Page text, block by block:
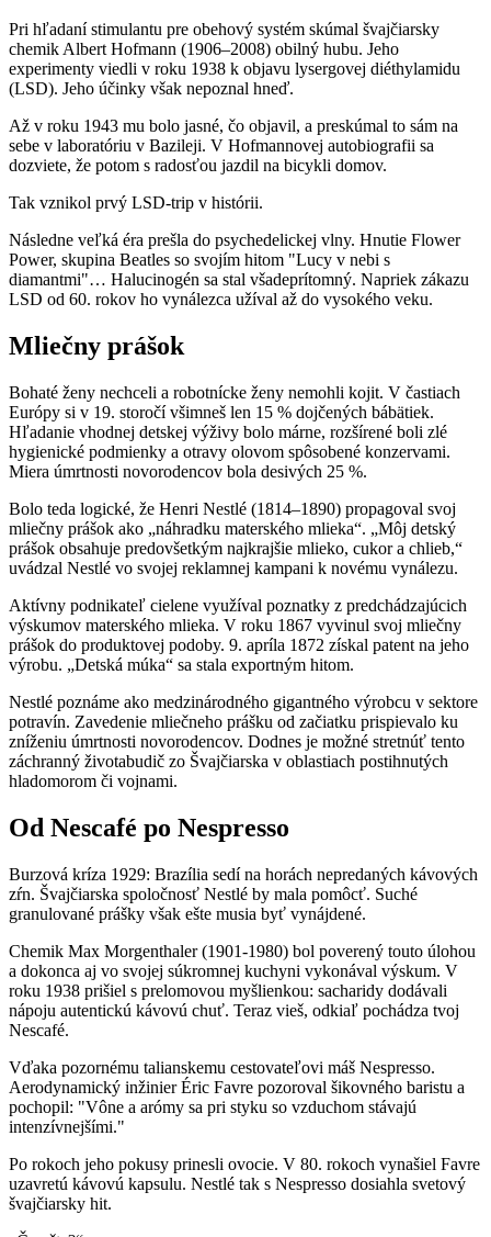
Pri hľadaní stimulantu pre obehový systém skúmal švajčiarsky
chemik Albert Hofmann (1906–2008) obilný hubu. Jeho
experimenty viedli v roku 1938 k objavu lysergovej diéthylamidu
(LSD). Jeho účinky však nepoznal hneď.
Až v roku 1943 mu bolo jasné, čo objavil, a preskúmal to sám na
sebe v laboratóriu v Bazileji. V Hofmannovej autobiografii sa
dozviete, že potom s radosťou jazdil na bicykli domov.
Tak vznikol prvý LSD-trip v histórii.
Následne veľká éra prešla do psychedelickej vlny. Hnutie Flower
Power, skupina Beatles so svojím hitom "Lucy v nebi s
diamantmi"… Halucinogén sa stal všadeprítomný. Napriek zákazu
LSD od 60. rokov ho vynálezca užíval až do vysokého veku.
Mliečny prášok
Bohaté ženy nechceli a robotnícke ženy nemohli kojit. V častiach
Európy si v 19. storočí všimneš len 15 % dojčených bábätiek.
Hľadanie vhodnej detskej výživy bolo márne, rozšírené boli zlé
hygienické podmienky a otravy olovom spôsobené konzervami.
Miera úmrtnosti novorodencov bola desivých 25 %.
Bolo teda logické, že Henri Nestlé (1814–1890) propagoval svoj
mliečny prášok ako „náhradku materského mlieka“. „Môj detský
prášok obsahuje predovšetkým najkrajšie mlieko, cukor a chlieb,“
uvádzal Nestlé vo svojej reklamnej kampani k novému vynálezu.
Aktívny podnikateľ cielene využíval poznatky z predchádzajúcich
výskumov materského mlieka. V roku 1867 vyvinul svoj mliečny
prášok do produktovej podoby. 9. apríla 1872 získal patent na jeho
výrobu. „Detská múka“ sa stala exportným hitom.
Nestlé poznáme ako medzinárodného gigantného výrobcu v sektore
potravín. Zavedenie mliečneho prášku od začiatku prispievalo ku
zníženiu úmrtnosti novorodencov. Dodnes je možné stretnúť tento
záchranný životabudič zo Švajčiarska v oblastiach postihnutých
hladomorom či vojnami.
Od Nescafé po Nespresso
Burzová kríza 1929: Brazília sedí na horách nepredaných kávových
zŕn. Švajčiarska spoločnosť Nestlé by mala pomôcť. Suché
granulované prášky však ešte musia byť vynájdené.
Chemik Max Morgenthaler (1901-1980) bol poverený touto úlohou
a dokonca aj vo svojej súkromnej kuchyni vykonával výskum. V
roku 1938 prišiel s prelomovou myšlienkou: sacharidy dodávali
nápoju autentickú kávovú chuť. Teraz vieš, odkiaľ pochádza tvoj
Nescafé.
Vďaka pozornému talianskemu cestovateľovi máš Nespresso.
Aerodynamický inžinier Éric Favre pozoroval šikovného baristu a
pochopil: "Vône a arómy sa pri styku so vzduchom stávajú
intenzívnejšími."
Po rokoch jeho pokusy prinesli ovocie. V 80. rokoch vynašiel Favre
uzavretú kávovú kapsulu. Nestlé tak s Nespresso dosiahla svetový
švajčiarsky hit.